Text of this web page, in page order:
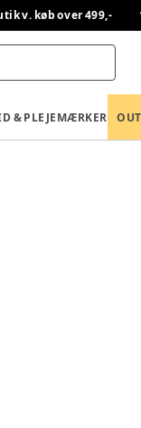
v. køb over 499,-
& PLEJEMÆRKER